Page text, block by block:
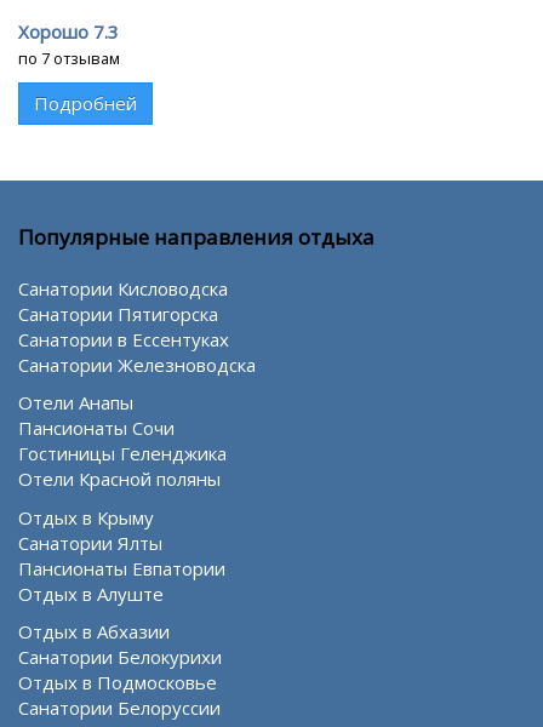
Хорошо 7.3
по 7 отзывам
Подробней
Популярные направления отдыха
Санатории Кисловодска
Санатории Пятигорска
Санатории в Ессентуках
Санатории Железноводска
Отели Анапы
Пансионаты Сочи
Гостиницы Геленджика
Отели Красной поляны
Отдых в Крыму
Санатории Ялты
Пансионаты Евпатории
Отдых в Алуште
Отдых в Абхазии
Санатории Белокурихи
Отдых в Подмосковье
Санатории Белоруссии